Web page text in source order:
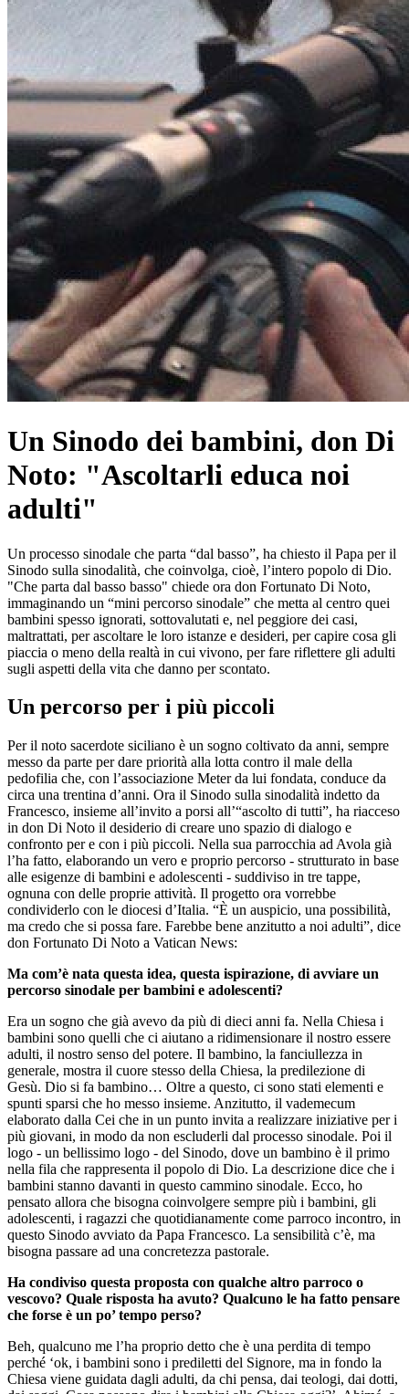
Un Sinodo dei bambini, don Di
Noto: "Ascoltarli educa noi
adulti"
Un processo sinodale che parta “dal basso”, ha chiesto il Papa per il
Sinodo sulla sinodalità, che coinvolga, cioè, l’intero popolo di Dio.
"Che parta dal basso basso" chiede ora don Fortunato Di Noto,
immaginando un “mini percorso sinodale” che metta al centro quei
bambini spesso ignorati, sottovalutati e, nel peggiore dei casi,
maltrattati, per ascoltare le loro istanze e desideri, per capire cosa gli
piaccia o meno della realtà in cui vivono, per fare riflettere gli adulti
sugli aspetti della vita che danno per scontato.
Un percorso per i più piccoli
Per il noto sacerdote siciliano è un sogno coltivato da anni, sempre
messo da parte per dare priorità alla lotta contro il male della
pedofilia che, con l’associazione Meter da lui fondata, conduce da
circa una trentina d’anni. Ora il Sinodo sulla sinodalità indetto da
Francesco, insieme all’invito a porsi all’“ascolto di tutti”, ha riacceso
in don Di Noto il desiderio di creare uno spazio di dialogo e
confronto per e con i più piccoli. Nella sua parrocchia ad Avola già
l’ha fatto, elaborando un vero e proprio percorso - strutturato in base
alle esigenze di bambini e adolescenti - suddiviso in tre tappe,
ognuna con delle proprie attività. Il progetto ora vorrebbe
condividerlo con le diocesi d’Italia. “È un auspicio, una possibilità,
ma credo che si possa fare. Farebbe bene anzitutto a noi adulti”, dice
don Fortunato Di Noto a Vatican News:
Ma com’è nata questa idea, questa ispirazione, di avviare un
percorso sinodale per bambini e adolescenti?
Era un sogno che già avevo da più di dieci anni fa. Nella Chiesa i
bambini sono quelli che ci aiutano a ridimensionare il nostro essere
adulti, il nostro senso del potere. Il bambino, la fanciullezza in
generale, mostra il cuore stesso della Chiesa, la predilezione di
Gesù. Dio si fa bambino… Oltre a questo, ci sono stati elementi e
spunti sparsi che ho messo insieme. Anzitutto, il vademecum
elaborato dalla Cei che in un punto invita a realizzare iniziative per i
più giovani, in modo da non escluderli dal processo sinodale. Poi il
logo - un bellissimo logo - del Sinodo, dove un bambino è il primo
nella fila che rappresenta il popolo di Dio. La descrizione dice che i
bambini stanno davanti in questo cammino sinodale. Ecco, ho
pensato allora che bisogna coinvolgere sempre più i bambini, gli
adolescenti, i ragazzi che quotidianamente come parroco incontro, in
questo Sinodo avviato da Papa Francesco. La sensibilità c’è, ma
bisogna passare ad una concretezza pastorale.
Ha condiviso questa proposta con qualche altro parroco o
vescovo? Quale risposta ha avuto? Qualcuno le ha fatto pensare
che forse è un po’ tempo perso?
Beh, qualcuno me l’ha proprio detto che è una perdita di tempo
perché ‘ok, i bambini sono i prediletti del Signore, ma in fondo la
Chiesa viene guidata dagli adulti, da chi pensa, dai teologi, dai dotti,